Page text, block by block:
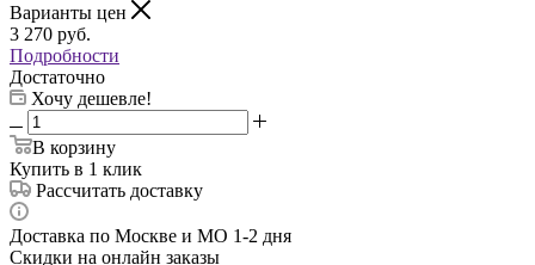
Варианты цен
3 270 руб.
Подробности
Достаточно
Хочу дешевле!
В корзину
Купить в 1 клик
Рассчитать доставку
Доставка по Москве и МО 1-2 дня
Скидки на онлайн заказы